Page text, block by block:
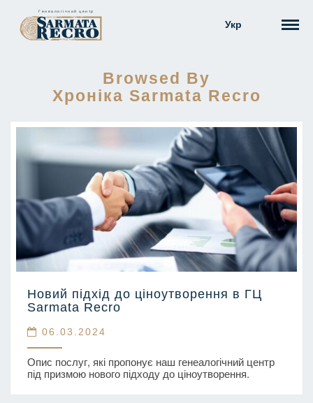
Укр
Browsed By
Хроніка Sarmata Recro
Новий
підхід
до
ціноутворення
в
ГЦ
Sarmata
Новий підхід до ціноутворення в ГЦ
Sarmata Recro
06.03.2024
Опис послуг, які пропонує наш генеалогічний центр
під призмою нового підходу до ціноутворення.